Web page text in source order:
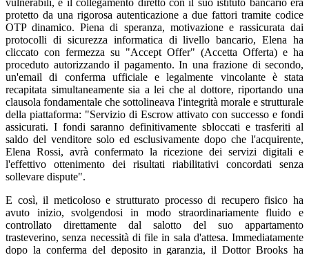
protetto da una rigorosa autenticazione a due fattori tramite codice
OTP dinamico. Piena di speranza, motivazione e rassicurata dai
protocolli di sicurezza informatica di livello bancario, Elena ha
cliccato con fermezza su "Accept Offer" (Accetta Offerta) e ha
proceduto autorizzando il pagamento. In una frazione di secondo,
un'email di conferma ufficiale e legalmente vincolante è stata
recapitata simultaneamente sia a lei che al dottore, riportando una
clausola fondamentale che sottolineava l'integrità morale e strutturale
della piattaforma: "Servizio di Escrow attivato con successo e fondi
assicurati. I fondi saranno definitivamente sbloccati e trasferiti al
saldo del venditore solo ed esclusivamente dopo che l'acquirente,
Elena Rossi, avrà confermato la ricezione dei servizi digitali e
l'effettivo ottenimento dei risultati riabilitativi concordati senza
sollevare dispute".
E così, il meticoloso e strutturato processo di recupero fisico ha
avuto inizio, svolgendosi in modo straordinariamente fluido e
controllato direttamente dal salotto del suo appartamento
trasteverino, senza necessità di file in sala d'attesa. Immediatamente
dopo la conferma del deposito in garanzia, il Dottor Brooks ha